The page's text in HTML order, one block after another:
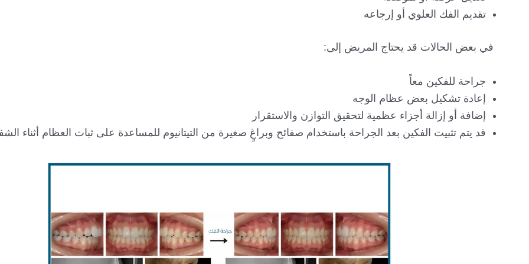
تقديم الفك العلوي أو إرجاعه
في بعض الحالات قد يحتاج المريض إلى:
جراحة للفكين معاً
إعادة تشكيل بعض عظام الوجه
إضافة أو إزالة أجزاء عظمية لتحقيق التوازن والاستقرار
قد يتم تثبيت الفكين بعد الجراحة باستخدام صفائح وبراغٍ صغيرة من التيتانيوم للمساعدة على ثبات العظام أثناء